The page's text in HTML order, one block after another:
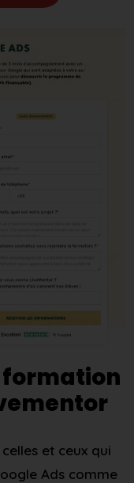
formation
et ceux qui
Ads comme